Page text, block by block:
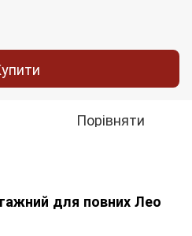
Порівняти
для повних Лео